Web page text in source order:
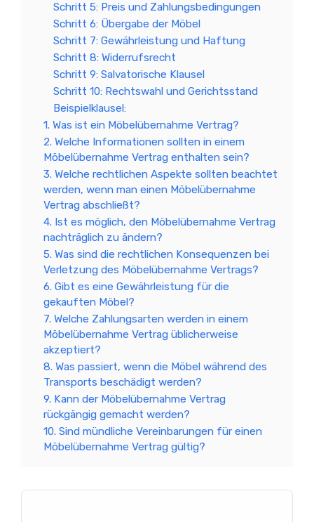
Schritt 5: Preis und Zahlungsbedingungen
Schritt 6: Übergabe der Möbel
Schritt 7: Gewährleistung und Haftung
Schritt 8: Widerrufsrecht
Schritt 9: Salvatorische Klausel
Schritt 10: Rechtswahl und Gerichtsstand
Beispielklausel:
1. Was ist ein Möbelübernahme Vertrag?
2. Welche Informationen sollten in einem
Möbelübernahme Vertrag enthalten sein?
3. Welche rechtlichen Aspekte sollten beachtet
werden, wenn man einen Möbelübernahme
Vertrag abschließt?
4. Ist es möglich, den Möbelübernahme Vertrag
nachträglich zu ändern?
5. Was sind die rechtlichen Konsequenzen bei
Verletzung des Möbelübernahme Vertrags?
6. Gibt es eine Gewährleistung für die
gekauften Möbel?
7. Welche Zahlungsarten werden in einem
Möbelübernahme Vertrag üblicherweise
akzeptiert?
8. Was passiert, wenn die Möbel während des
Transports beschädigt werden?
9. Kann der Möbelübernahme Vertrag
rückgängig gemacht werden?
10. Sind mündliche Vereinbarungen für einen
Möbelübernahme Vertrag gültig?